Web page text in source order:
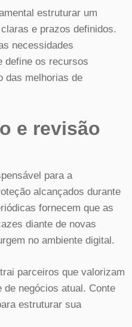
estruturar um
e prazos definidos.
necessidades
define os recursos
das melhorias de
e revisão
para a
alcançados durante
fornecem que as
diante de novas
no ambiente digital.
parceiros que valorizam
negócios atual. Conte
estruturar sua